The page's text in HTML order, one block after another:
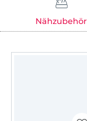
Nähzubehör